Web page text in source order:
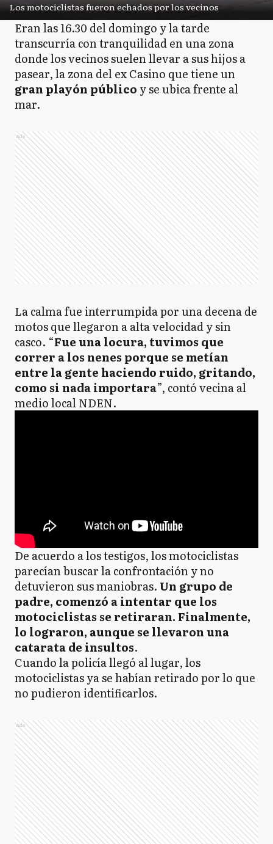
Los motociclistas fueron echados por los vecinos
Eran las 16.30 del domingo y la tarde
transcurría con tranquilidad en una zona
donde los vecinos suelen llevar a sus hijos a
pasear, la zona del ex Casino que tiene un
gran playón público y se ubica frente al
mar.
Ads
La calma fue interrumpida por una decena de
motos que llegaron a alta velocidad y sin
casco. “Fue una locura, tuvimos que
correr a los nenes porque se metían
entre la gente haciendo ruido, gritando,
como si nada importara”, contó vecina al
medio local NDEN.
De acuerdo a los testigos, los motociclistas
parecían buscar la confrontación y no
detuvieron sus maniobras. Un grupo de
padre, comenzó a intentar que los
motociclistas se retiraran. Finalmente,
lo lograron, aunque se llevaron una
catarata de insultos.
Cuando la policía llegó al lugar, los
motociclistas ya se habían retirado por lo que
no pudieron identificarlos.
Ads